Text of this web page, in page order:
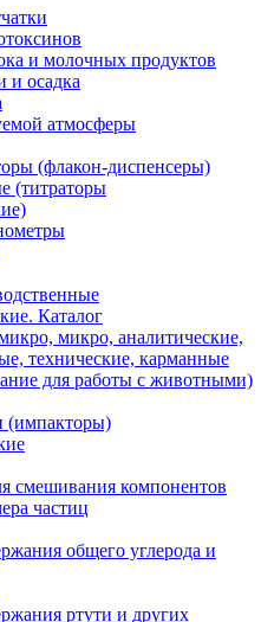
и молочных продуктов
и осадка
атмосферы
(флакон-диспенсеры)
(титраторы
Каталог
микро, аналитические,
технические, карманные
для работы с животными)
(импакторы)
смешивания компонентов
частиц
общего углерода и
ртути и других